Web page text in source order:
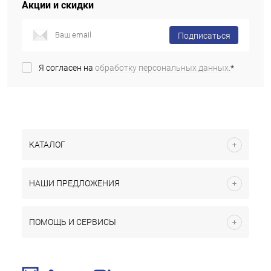
Акции и скидки
Подписаться
Я согласен на обработку персональных данных.*
КАТАЛОГ
НАШИ ПРЕДЛОЖЕНИЯ
ПОМОЩЬ И СЕРВИСЫ